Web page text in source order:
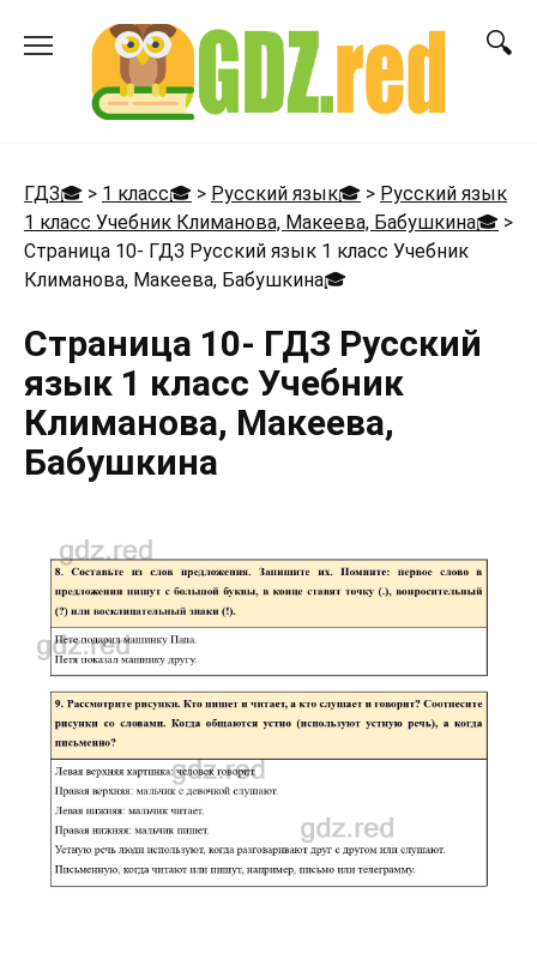
ГДЗ🎓 > 1 класс🎓 > Русский язык🎓 > Русский язык
1 класс Учебник Климанова, Макеева, Бабушкина🎓 >
Страница 10- ГДЗ Русский язык 1 класс Учебник
Климанова, Макеева, Бабушкина🎓
Страница 10- ГДЗ Русский
язык 1 класс Учебник
Климанова, Макеева,
Бабушкина